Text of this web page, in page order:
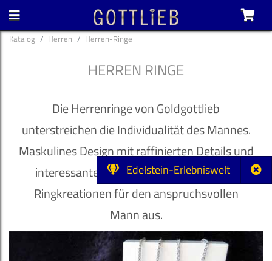
Edelstein-Erlebniswelt
Katalog Herren Herren-Ringe
HERREN RINGE
Die Herrenringe von Goldgottlieb
unterstreichen die Individualität des Mannes.
Maskulines Design mit raffinierten Details und
interessante Kontraste zeichnen unsere
Ringkreationen für den anspruchsvollen
Mann aus.